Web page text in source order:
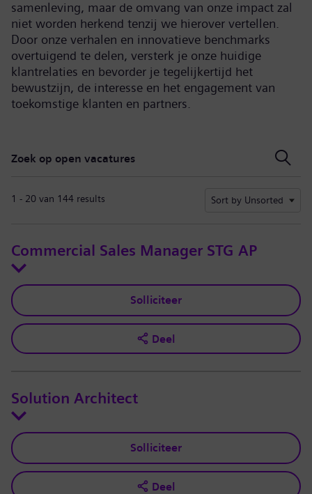
samenleving, maar de omvang van onze impact zal
niet worden herkend tenzij we hierover vertellen.
Door onze verhalen en innovatieve benchmarks
overtuigend te delen, versterk je onze huidige
klantrelaties en bevorder je tegelijkertijd het
bewustzijn, de interesse en het engagement van
toekomstige klanten en partners.
Zoek op open vacatures
1 - 20 van 144 results Sort by Unsorted
Commercial Sales Manager STG AP
Solliciteer
Deel
Solution Architect
Solliciteer
Deel